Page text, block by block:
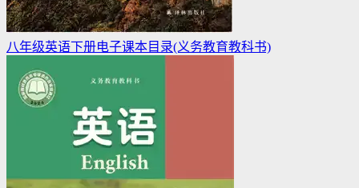
八年级英语下册电子课本目录(义务教育教科书)